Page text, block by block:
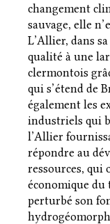
changement
sauvage, elle
L’Allier, dans
qualité à une
clermontois
qui s’étend de
également les
industriels qui
l’Allier
répondre au
ressources, qui
économique
perturbé son